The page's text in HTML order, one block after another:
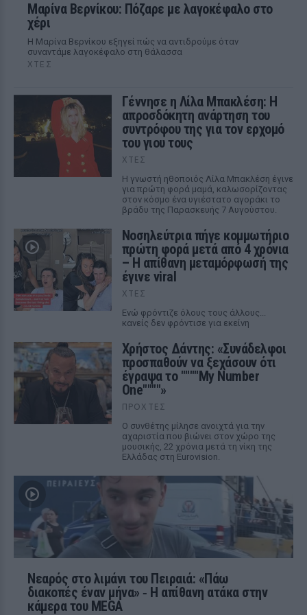
Μαρίνα Βερνίκου: Πόζαρε με λαγοκέφαλο στο
χέρι
Η Μαρίνα Βερνίκου εξηγεί πώς να αντιδρούμε όταν
συναντάμε λαγοκέφαλο στη θάλασσα
ΧΤΕΣ
Γέννησε η Λίλα Μπακλέση: Η
απροσδόκητη ανάρτηση του
συντρόφου της για τον ερχομό
του γιου τους
ΧΤΕΣ
Η γνωστή ηθοποιός Λίλα Μπακλέση έγινε
για πρώτη φορά μαμά, καλωσορίζοντας
στον κόσμο ένα υγιέστατο αγοράκι το
βράδυ της Παρασκευής 7 Αυγούστου.
Νοσηλεύτρια πήγε κομμωτήριο
πρώτη φορά μετά από 4 χρόνια
– Η απίθανη μεταμόρφωσή της
έγινε viral
ΧΤΕΣ
Ενώ φρόντιζε όλους τους άλλους...
κανείς δεν φρόντισε για εκείνη
Χρήστος Δάντης: «Συνάδελφοι
προσπαθούν να ξεχάσουν ότι
έγραψα το """"My Number
One""""»
ΠΡΟΧΤΈΣ
Ο συνθέτης μίλησε ανοιχτά για την
αχαριστία που βιώνει στον χώρο της
μουσικής, 22 χρόνια μετά τη νίκη της
Ελλάδας στη Eurovision.
Νεαρός στο λιμάνι του Πειραιά: «Πάω
διακοπές έναν μήνα» ‑ Η απίθανη ατάκα στην
κάμερα του MEGA